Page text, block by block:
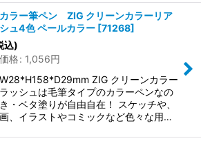
ラー筆ペン ZIG クリーンカラーリア
ュ4色 ペールカラー [71268]
込)
格: 1,056円
ZIG クリーンカラー
ッシュは毛筆タイプのカラーペンなの
・ベタ塗りが自由自在！ スケッチや、
、イラストやコミックなど色々な用…